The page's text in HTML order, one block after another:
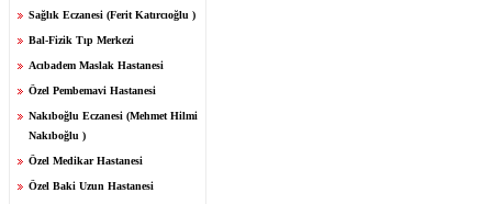
Sağlık Eczanesi (Ferit Katırcıoğlu )
Bal-Fizik Tıp Merkezi
Acıbadem Maslak Hastanesi
Özel Pembemavi Hastanesi
Nakıboğlu Eczanesi (Mehmet Hilmi
Nakıboğlu )
Özel Medikar Hastanesi
Özel Baki Uzun Hastanesi